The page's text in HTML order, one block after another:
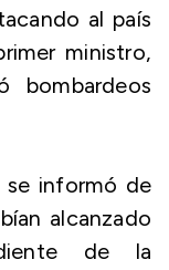
al país
ministro,
bombardeos
se informó de
alcanzado
de la